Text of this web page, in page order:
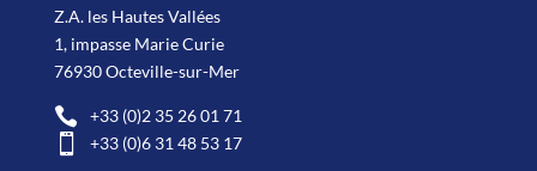
Z.A. les Hautes Vallées
1, impasse Marie Curie
76930 Octeville-sur-Mer
 +33 (0)2 35 26 01 71
 +33 (0)6 31 48 53 17